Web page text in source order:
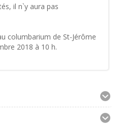
il n`y aura pas
columbarium de St-Jérôme
2018 à 10 h.